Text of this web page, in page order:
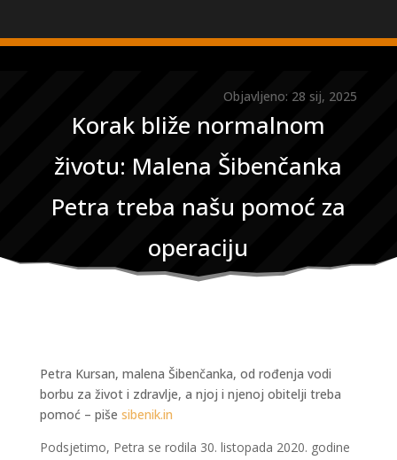
Objavljeno: 28 sij, 2025
Korak bliže normalnom
životu: Malena Šibenčanka
Petra treba našu pomoć za
operaciju
Petra Kursan, malena Šibenčanka, od rođenja vodi
borbu za život i zdravlje, a njoj i njenoj obitelji treba
pomoć – piše sibenik.in
Podsjetimo, Petra se rodila 30. listopada 2020. godine